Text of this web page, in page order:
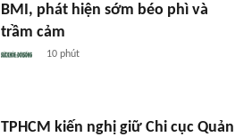
BMI, phát hiện sớm béo phì và
trầm cảm
10 phút
TPHCM kiến nghị giữ Chi cục Quản